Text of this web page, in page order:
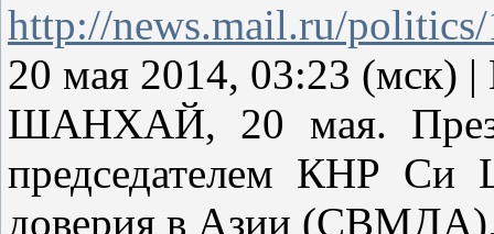
http://news.mail.ru/
20 мая 2014, 03:23 (мск) |
ШАНХАЙ, 20 мая.
председателем КНР Си
доверия в Азии (СВМДА),